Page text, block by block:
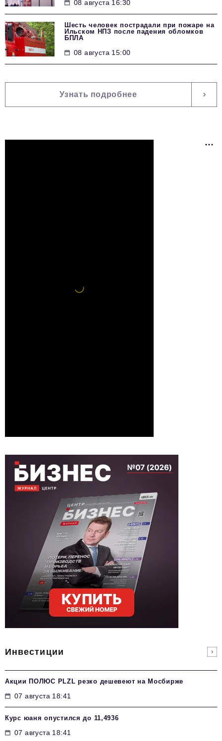
08 августа 16:30
Шесть человек пострадали при пожаре на
Ильском НПЗ после падения обломков
БПЛА
08 августа 15:00
Узнать подробнее
Инвестиции
Акции ПОЛЮС PLZL резко дешевеют на Мосбирже
07 августа 18:41
Курс юаня опустился до 11,4936
07 августа 18:41